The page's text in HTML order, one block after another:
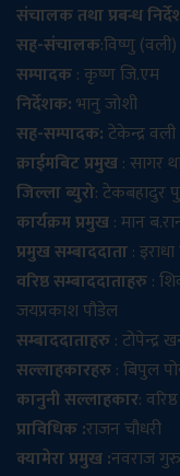
संचालक तथा प्रबन्ध
सह-संचालक:विष्णु
सम्पादक: कृष्ण जि.एम
निर्देशक:भानु जोशी
सह-सम्पादक:टेकेन्द्र वली
क्राईमबिट प्रमुख: सागर
जिल्ला ब्युरो: टेकबहादुर
कार्यक्रम प्रमुख: मान
प्रमुख सम्बाददाता:
वरिष्ठ सम्बाददाताहरु:
जयप्रकाश पौडेल
सम्बाददाताहरु: टोपेन्द्र
सल्लाहकारहरु: बिपुल
कानुनी सल्लाहकार:
प्राविधिक :राजन चौधरी
क्यामेरा प्रमुख :नवराज